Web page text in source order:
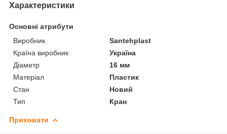
Характеристики
Основні атрибути
Виробник
Santehplast
Країна виробник
Україна
Діаметр
16 мм
Матеріал
Пластик
Стан
Новий
Тип
Кран
Приховати